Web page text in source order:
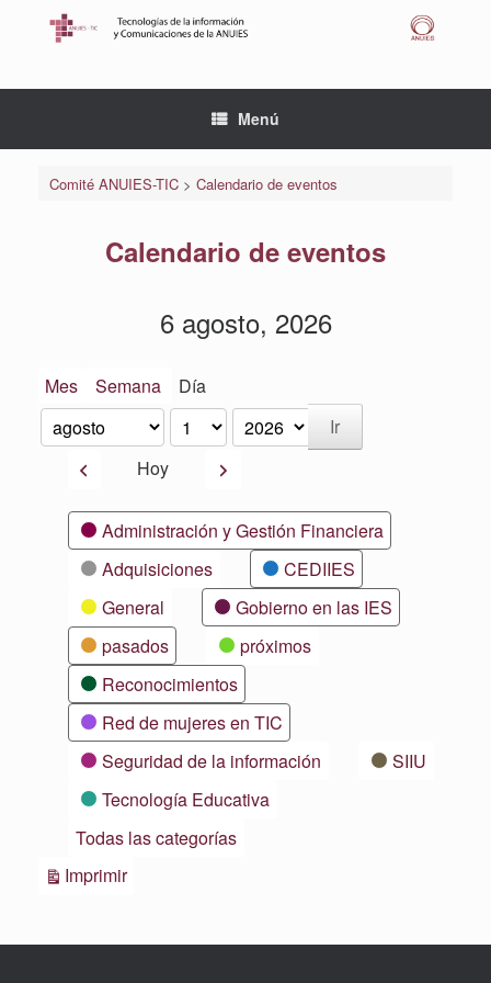
Menú
Comité ANUIES-TIC> Calendario de eventos
Calendario de eventos
6 agosto, 2026
Mes Semana Día
Mes
Día
Año
AnteriorHoy Siguiente
CategoríasAdministración y Gestión Financiera
Adquisiciones
CEDIIES
General
Gobierno en las IES
pasados
próximos
Reconocimientos
Red de mujeres en TIC
Seguridad de la información
SIIU
Tecnología Educativa
Todas las categorías
ImprimirVistas